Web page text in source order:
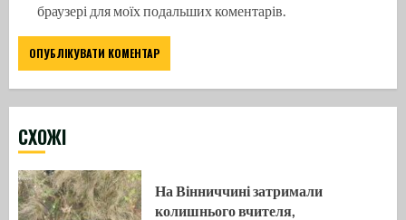
браузері для моїх подальших коментарів.
CХОЖІ
На Вінниччині затримали
колишнього вчителя,